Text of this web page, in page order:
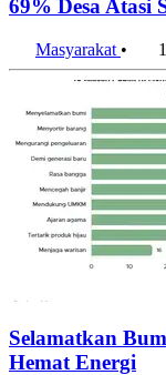
Masyarakat•
Selamatkan